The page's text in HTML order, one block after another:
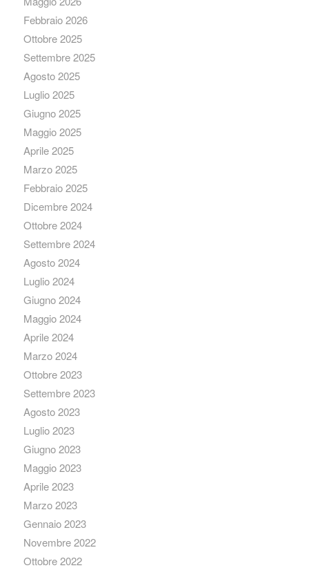
Febbraio 2026
Ottobre 2025
Settembre 2025
Agosto 2025
Luglio 2025
Giugno 2025
Maggio 2025
Aprile 2025
Marzo 2025
Febbraio 2025
Dicembre 2024
Ottobre 2024
Settembre 2024
Agosto 2024
Luglio 2024
Giugno 2024
Maggio 2024
Aprile 2024
Marzo 2024
Ottobre 2023
Settembre 2023
Agosto 2023
Luglio 2023
Giugno 2023
Maggio 2023
Aprile 2023
Marzo 2023
Gennaio 2023
Novembre 2022
Ottobre 2022